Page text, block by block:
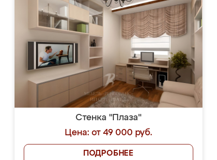
Стенка "Плаза"
Цена: от 49 000 руб.
ПОДРОБНЕЕ